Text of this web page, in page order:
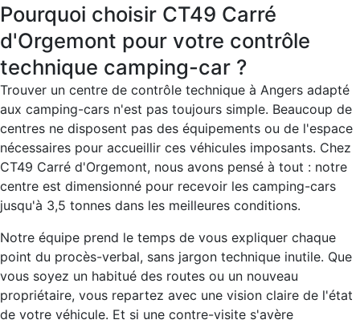
Pourquoi choisir CT49 Carré
d'Orgemont pour votre contrôle
technique camping-car ?
Trouver un centre de contrôle technique à Angers adapté
aux camping-cars n'est pas toujours simple. Beaucoup de
centres ne disposent pas des équipements ou de l'espace
nécessaires pour accueillir ces véhicules imposants. Chez
CT49 Carré d'Orgemont, nous avons pensé à tout : notre
centre est dimensionné pour recevoir les camping-cars
jusqu'à 3,5 tonnes dans les meilleures conditions.
Notre équipe prend le temps de vous expliquer chaque
point du procès-verbal, sans jargon technique inutile. Que
vous soyez un habitué des routes ou un nouveau
propriétaire, vous repartez avec une vision claire de l'état
de votre véhicule. Et si une contre-visite s'avère